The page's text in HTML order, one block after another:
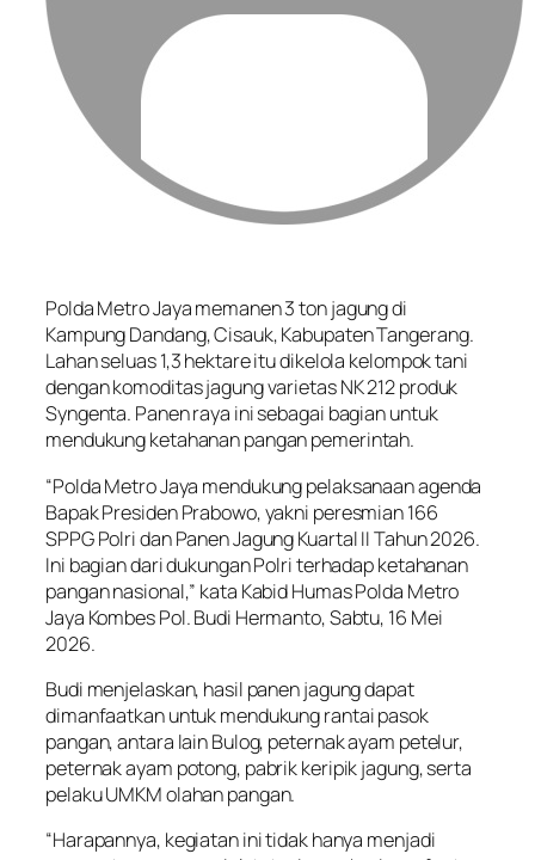
Polda Metro Jaya memanen 3 ton jagung di
Kampung Dandang, Cisauk, Kabupaten Tangerang.
Lahan seluas 1,3 hektare itu dikelola kelompok tani
dengan komoditas jagung varietas NK 212 produk
Syngenta. Panen raya ini sebagai bagian untuk
mendukung ketahanan pangan pemerintah.
“Polda Metro Jaya mendukung pelaksanaan agenda
Bapak Presiden Prabowo, yakni peresmian 166
SPPG Polri dan Panen Jagung Kuartal II Tahun 2026.
Ini bagian dari dukungan Polri terhadap ketahanan
pangan nasional,” kata Kabid Humas Polda Metro
Jaya Kombes Pol. Budi Hermanto, Sabtu, 16 Mei
2026.
Budi menjelaskan, hasil panen jagung dapat
dimanfaatkan untuk mendukung rantai pasok
pangan, antara lain Bulog, peternak ayam petelur,
peternak ayam potong, pabrik keripik jagung, serta
pelaku UMKM olahan pangan.
“Harapannya, kegiatan ini tidak hanya menjadi